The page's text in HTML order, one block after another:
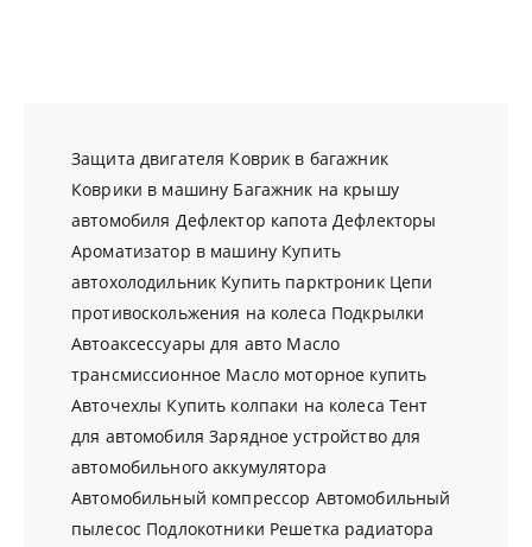
Защита двигателя Коврик в багажник
Коврики в машину Багажник на крышу
автомобиля Дефлектор капота Дефлекторы
Ароматизатор в машину Купить
автохолодильник Купить парктроник Цепи
противоскольжения на колеса Подкрылки
Автоаксессуары для авто Масло
трансмиссионное Масло моторное купить
Авточехлы Купить колпаки на колеса Тент
для автомобиля Зарядное устройство для
автомобильного аккумулятора
Автомобильный компрессор Автомобильный
пылесос Подлокотники Решетка радиатора